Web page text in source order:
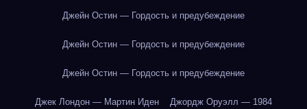
Джейн Остин — Гордость и предубеждение
Джейн Остин — Гордость и предубеждение
Джейн Остин — Гордость и предубеждение
Джек Лондон — Мартин Иден Джордж Оруэлл — 1984